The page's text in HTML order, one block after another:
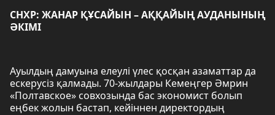
СНХР: ЖАНАР ҚҰСАЙЫН – АҚҚАЙЫҢ АУДАНЫНЫҢ
ӘКІМІ
Ауылдың дамуына елеулі үлес қосқан азаматтар да
ескерусіз қалмады. 70-жылдары Кемеңгер Әмрин
«Полтавское» совхозында бас экономист болып
еңбек жолын бастап, кейіннен директордың